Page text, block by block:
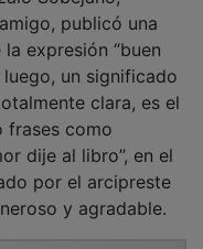
Sobejano,
publicó una
expresión “buen
luego, un significado
clara, es el
como
dije al libro”, en el
por el arcipreste
y agradable.